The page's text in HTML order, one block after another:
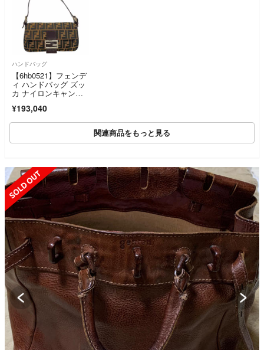
ハンドバッグ
【6hb0521】フェンデ
ィ ハンドバッグ ズッ
カ ナイロンキャンバ
金具【中古】レディー
ス
¥193,040
関連商品をもっと見る
SOLD OUT